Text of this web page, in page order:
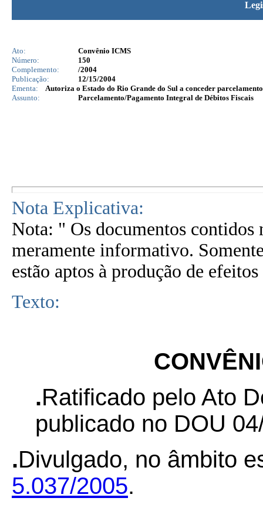
Ato:
Convênio ICMS
Número:
150
Complemento:
/2004
Publicação:
12/15/2004
Ementa:
Autoriza o Estado do Rio Grande do Sul a conceder
Assunto:
Parcelamento/Pagamento Integral de Débitos Fiscais
Nota Explicativa:
Nota: " Os documentos contidos
meramente informativo.
estão aptos à produção de
Texto:
.Ratificado pelo Ato
publicado no DOU
.Divulgado, no âmbito
5.037/2005.